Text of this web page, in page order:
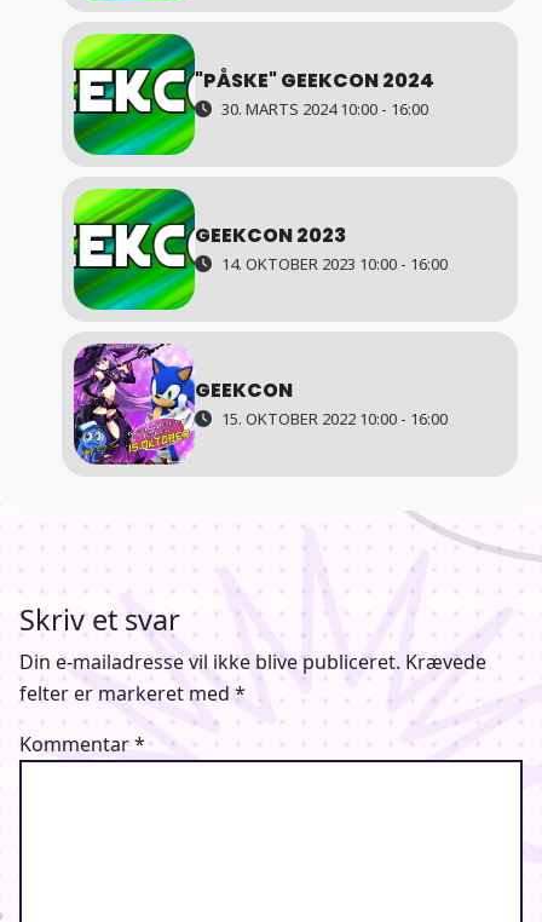
"PÅSKE" GEEKCON 2024
30. MARTS 2024 10:00 - 16:00
GEEKCON 2023
14. OKTOBER 2023 10:00 - 16:00
GEEKCON
15. OKTOBER 2022 10:00 - 16:00
Skriv et svar
Din e-mailadresse vil ikke blive publiceret. Krævede
felter er markeret med *
Kommentar*